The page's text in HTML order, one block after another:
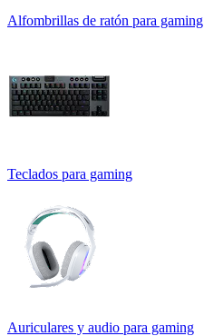
Alfombrillas de ratón para gaming
Teclados para gaming
Auriculares y audio para gaming